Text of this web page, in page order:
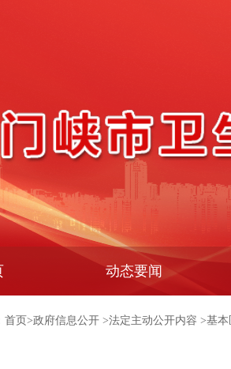
动态要闻
首页>政府信息公开 >法定主动公开内容 >基本